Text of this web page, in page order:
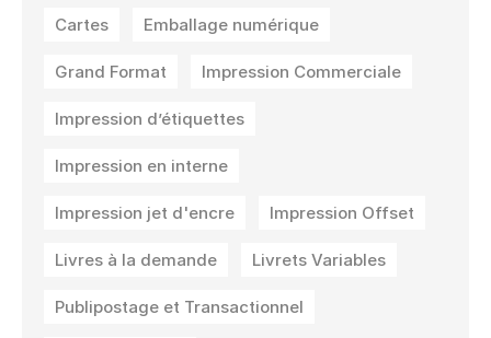
Cartes Emballage numérique
Grand Format Impression Commerciale
Impression d’étiquettes
Impression en interne
Impression jet d'encre Impression Offset
Livres à la demande Livrets Variables
Publipostage et Transactionnel